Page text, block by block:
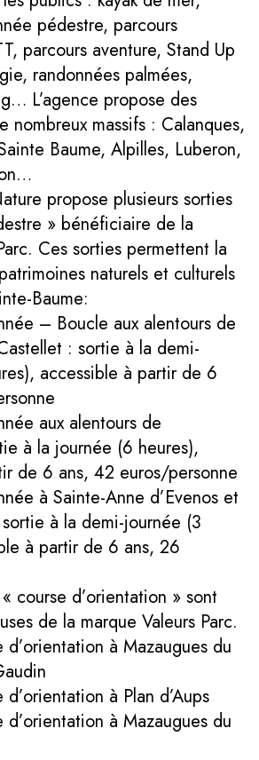
pédestre, parcours
parcours aventure, Stand Up
randonnées palmées,
L’agence propose des
nombreux massifs : Calanques,
Baume, Alpilles, Luberon,
propose plusieurs sorties
» bénéficiaire de la
Ces sorties permettent la
naturels et culturels
Baume:
– Boucle aux alentours de
: sortie à la demi-
accessible à partir de 6
aux alentours de
à la journée (6 heures),
de 6 ans, 42 euros/personne
à Sainte-Anne d’Evenos et
à la demi-journée (3
à partir de 6 ans, 26
course d’orientation » sont
de la marque Valeurs Parc.
d’orientation à Mazaugues du
à Plan d’Aups
d’orientation à Mazaugues du